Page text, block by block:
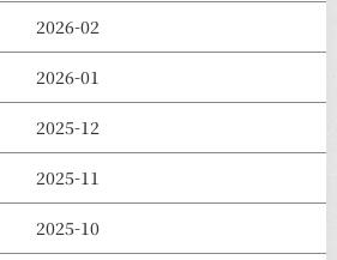
2026-02
2026-01
2025-12
2025-11
2025-10